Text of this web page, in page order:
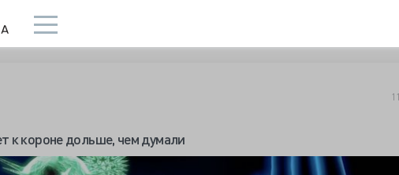
к короне дольше, чем думали